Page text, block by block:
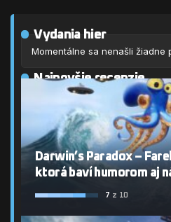
Vydania hier
Momentálne sa nenašli žiadne
Najnovšie recenzie
Darwin’s Paradox –
ktorá baví humorom aj
7 z 10